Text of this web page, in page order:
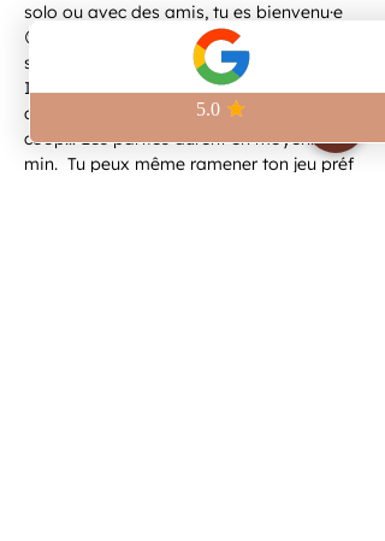
solo ou avec des amis, tu es bienvenu·e
😊 Au programme, une sélection de jeux
simples et accessibles à partir de 12 ans.
Il y en a pour tous les goûts : jeux
d’ambiance, réflexion, bluff, rôles cachés,
coop… Les parties durent en moyenne 30
min.  Tu peux même ramener ton jeu préf